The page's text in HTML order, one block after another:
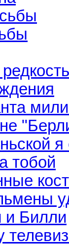
я
тобой
Билли